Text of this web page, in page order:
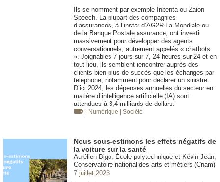
Ils se nomment par exemple Inbenta ou Zaion
Speech. La plupart des compagnies
d’assurances, à l’instar d’AG2R La Mondiale ou
de la Banque Postale assurance, ont investi
massivement pour développer des agents
conversationnels, autrement appelés « chatbots
». Joignables 7 jours sur 7, 24 heures sur 24 et en
tout lieu, ils semblent rencontrer auprès des
clients bien plus de succès que les échanges par
téléphone, notamment pour déclarer un sinistre.
D’ici 2024, les dépenses annuelles du secteur en
matière d’intelligence artificielle (IA) sont
attendues à 3,4 milliards de dollars.
| Numérique | Société
Nous sous-estimons les effets négatifs de
la voiture sur la santé
Aurélien Bigo, École polytechnique et Kévin Jean,
Conservatoire national des arts et métiers (Cnam)
7 juillet 2023